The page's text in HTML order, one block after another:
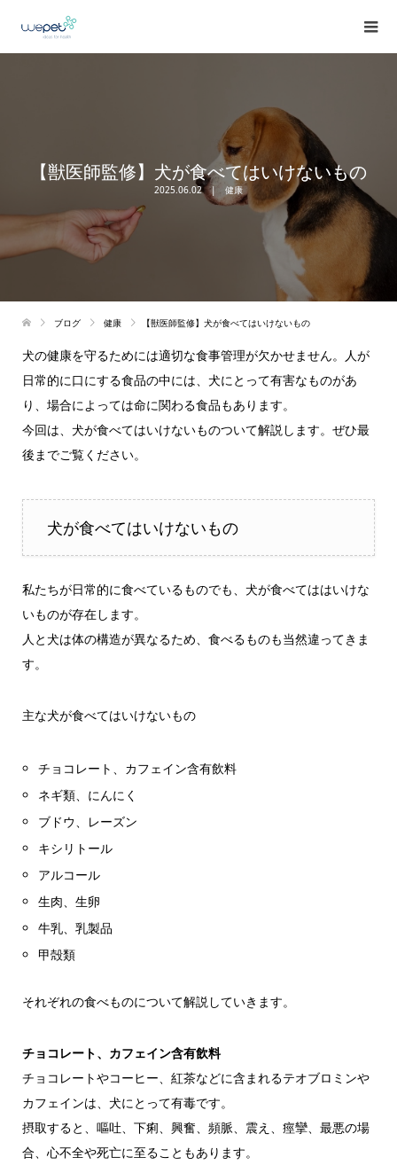
【獣医師監修】犬が食べてはいけないもの
2025.06.02 健康
ブログ 健康 【獣医師監修】犬が食べてはいけないもの
犬の健康を守るためには適切な食事管理が欠かせません。人が
日常的に口にする食品の中には、犬にとって有害なものがあ
り、場合によっては命に関わる食品もあります。
今回は、犬が食べてはいけないものついて解説します。ぜひ最
後までご覧ください。
犬が食べてはいけないもの
私たちが日常的に食べているものでも、犬が食べてははいけな
いものが存在します。
人と犬は体の構造が異なるため、食べるものも当然違ってきま
す。
主な犬が食べてはいけないもの
チョコレート、カフェイン含有飲料
ネギ類、にんにく
ブドウ、レーズン
キシリトール
アルコール
生肉、生卵
牛乳、乳製品
甲殻類
それぞれの食べものについて解説していきます。
チョコレート、カフェイン含有飲料
チョコレートやコーヒー、紅茶などに含まれるテオブロミンや
カフェインは、犬にとって有毒です。
摂取すると、嘔吐、下痢、興奮、頻脈、震え、痙攣、最悪の場
合、心不全や死亡に至ることもあります。